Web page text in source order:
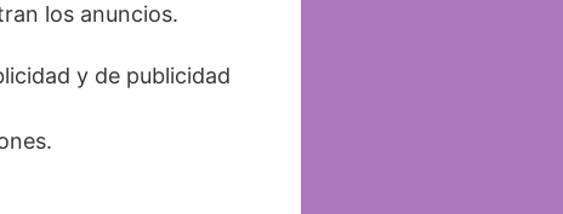
los anuncios.
y de publicidad